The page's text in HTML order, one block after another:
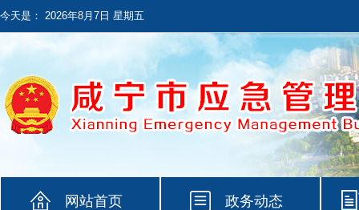
今天是： 2026年8月7日 星期五
网站首页 政务动态